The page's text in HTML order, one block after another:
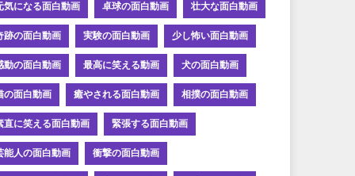
気になる面白動画 卓球の面白動画 壮大な面白動画
跡の面白動画 実験の面白動画 少し怖い面白動画
動の面白動画 最高に笑える動画 犬の面白動画
の面白動画 癒やされる面白動画 相撲の面白動画
直に笑える面白動画 緊張する面白動画
能人の面白動画 衝撃の面白動画